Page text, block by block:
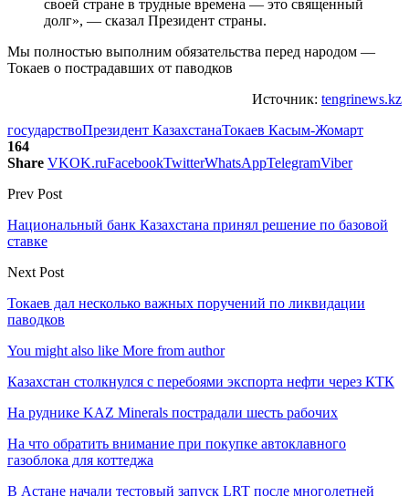
своей стране в трудные времена — это священный
долг», — сказал Президент страны.
Мы полностью выполним обязательства перед народом —
Токаев о пострадавших от паводков
Источник: tengrinews.kz
государствоПрезидент КазахстанаТокаев Касым-Жомарт
164
Share VKOK.ruFacebookTwitterWhatsAppTelegramViber
Prev Post
Национальный банк Казахстана принял решение по базовой
ставке
Next Post
Токаев дал несколько важных поручений по ликвидации
паводков
You might also like More from author
Казахстан столкнулся с перебоями экспорта нефти через КТК
На руднике KAZ Minerals пострадали шесть рабочих
На что обратить внимание при покупке автоклавного
газоблока для коттеджа
В Астане начали тестовый запуск LRT после многолетней